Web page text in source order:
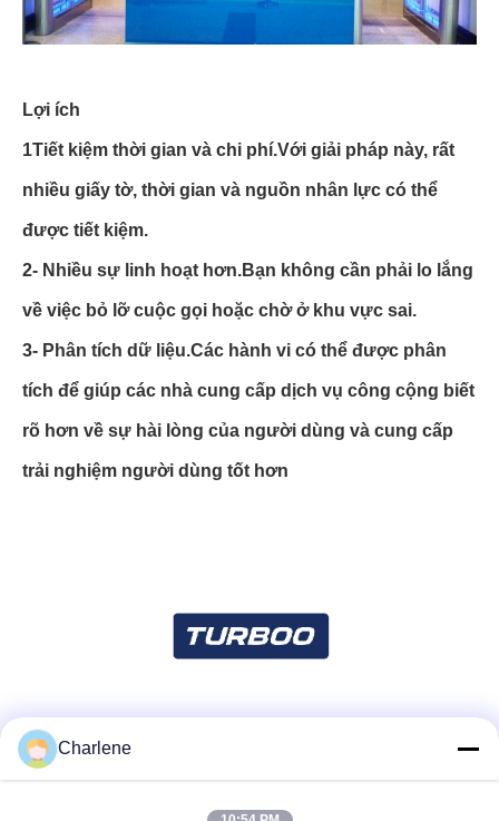
Lợi ích
1Tiết kiệm thời gian và chi phí.Với giải pháp này, rất
nhiều giấy tờ, thời gian và nguồn nhân lực có thể
được tiết kiệm.
2- Nhiều sự linh hoạt hơn.Bạn không cần phải lo lắng
về việc bỏ lỡ cuộc gọi hoặc chờ ở khu vực sai.
3- Phân tích dữ liệu.Các hành vi có thể được phân
tích để giúp các nhà cung cấp dịch vụ công cộng biết
rõ hơn về sự hài lòng của người dùng và cung cấp
trải nghiệm người dùng tốt hơn
Charlene